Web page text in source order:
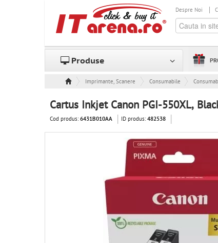
Despre Noi
Produse
Imprimante, Scanere & Consumabile
Consumabile
Cartus Inkjet Canon PGI-550XL,
Cod produs:6431B010AA ID produs:482538